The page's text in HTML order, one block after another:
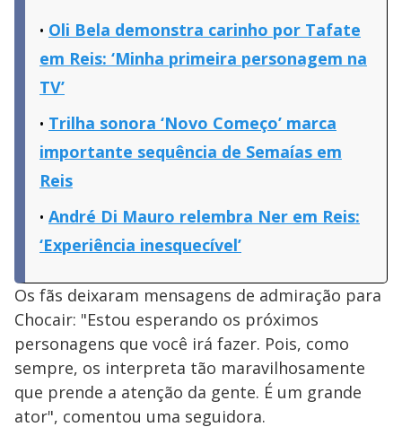
Oli Bela demonstra carinho por Tafate
em Reis: ‘Minha primeira personagem na
TV’
Trilha sonora ‘Novo Começo’ marca
importante sequência de Semaías em
Reis
André Di Mauro relembra Ner em Reis:
‘Experiência inesquecível’
Os fãs deixaram mensagens de admiração para
Chocair: "Estou esperando os próximos
personagens que você irá fazer. Pois, como
sempre, os interpreta tão maravilhosamente
que prende a atenção da gente. É um grande
ator", comentou uma seguidora.